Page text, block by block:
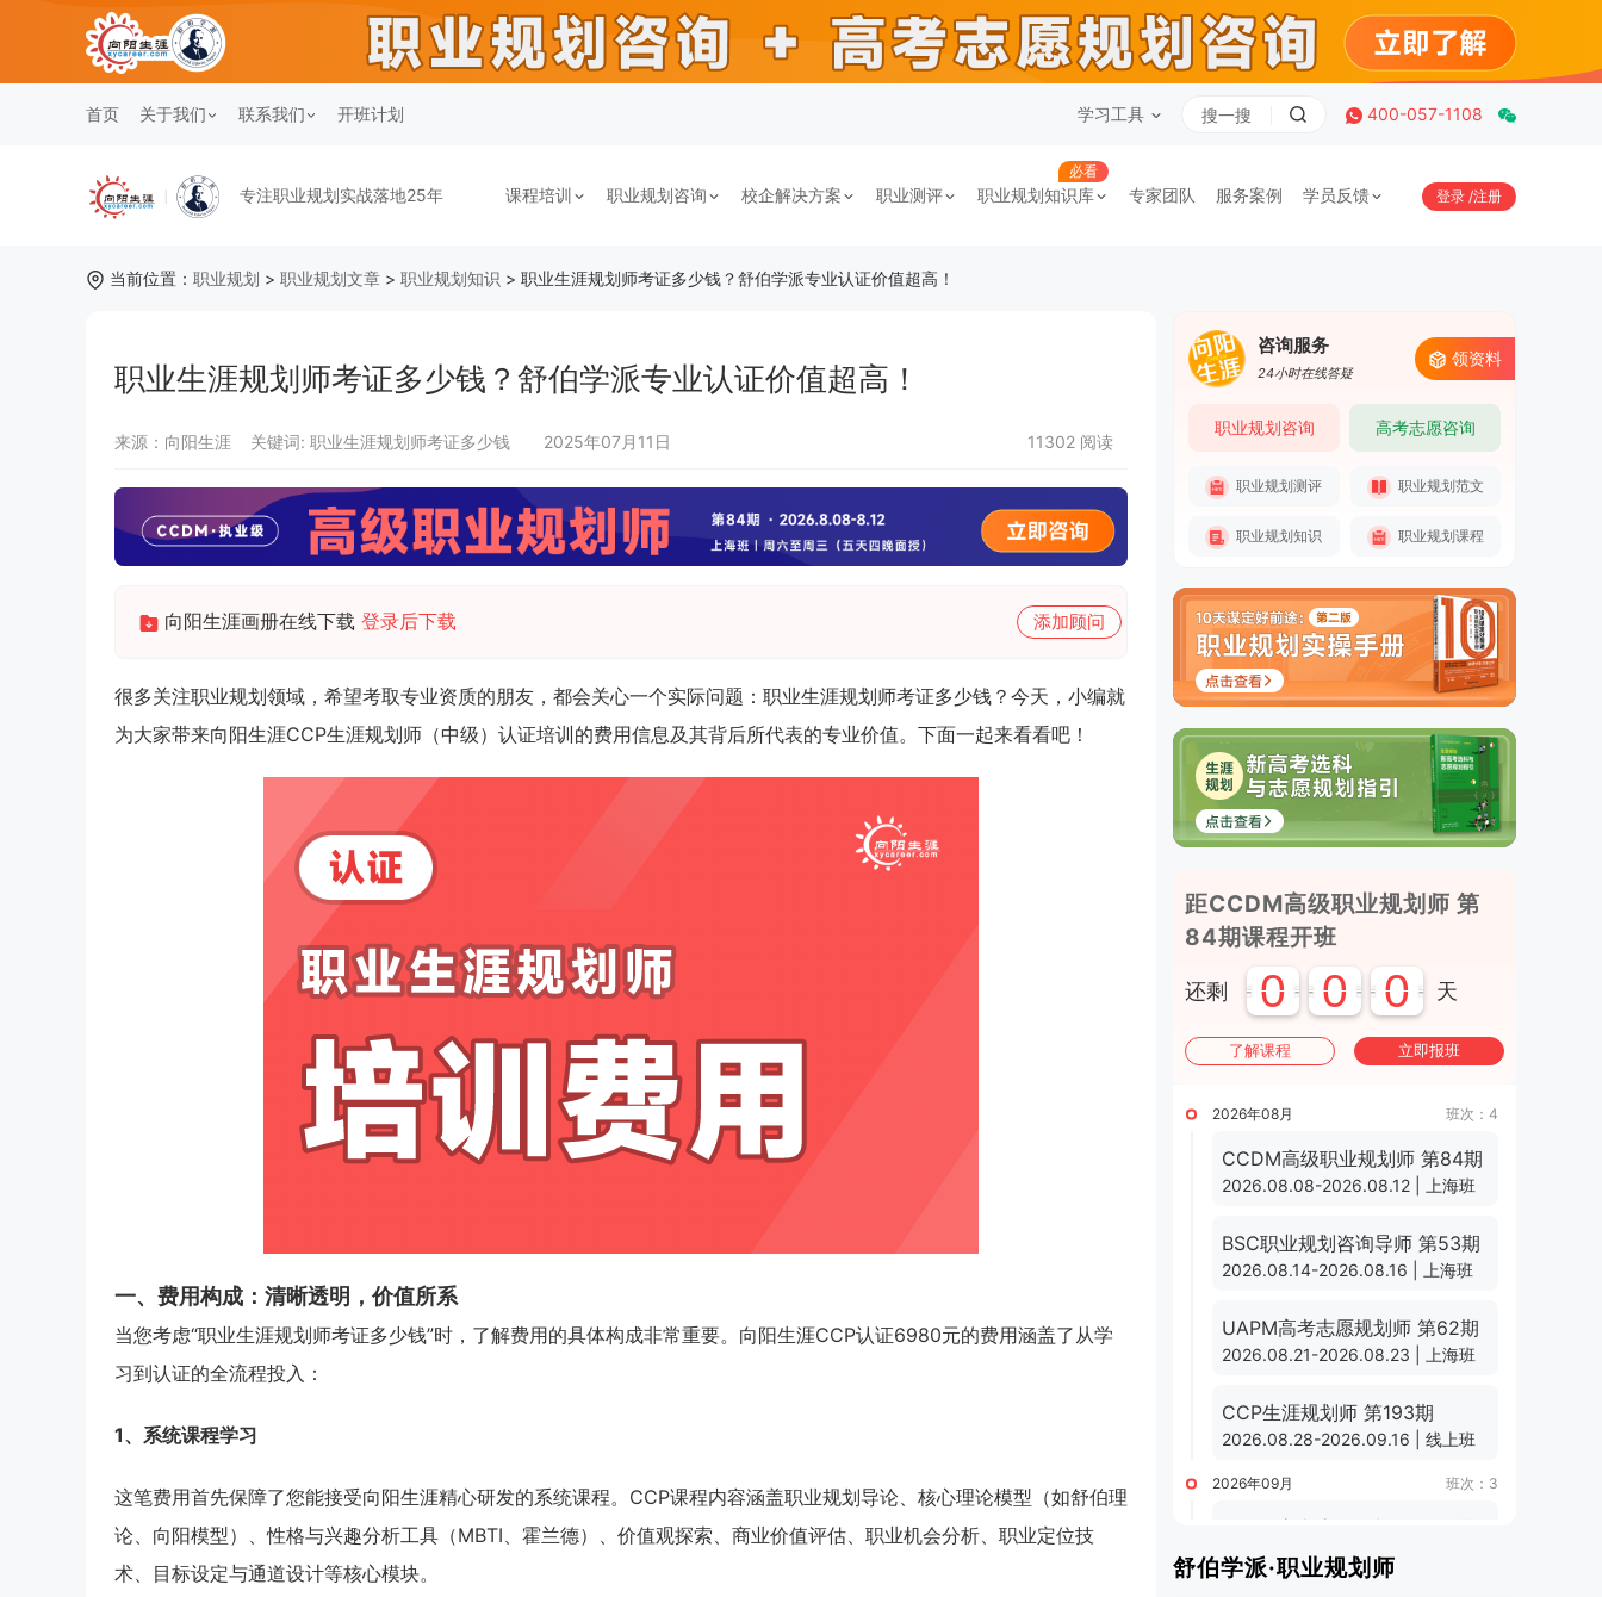
首页 关于我们 联系我们 开班计划 学习工具 400-057-1108
专注职业规划实战落地25年 课程培训 职业规划咨询 校企解决方案 职业测评
必看
职业规划知识库 专家团队 服务案例 学员反馈 登录 /注册
当前位置： 职业规划 > 职业规划文章 > 职业规划知识 > 职业生涯规划师考证多少钱？舒伯学派专业认证价值超高！
职业生涯规划师考证多少钱？舒伯学派专业认证价值超高！
11302 阅读
来源：向阳生涯 关键词: 职业生涯规划师考证多少钱 2025年07月11日
向阳生涯画册在线下载 登录后下载 添加顾问
很多关注职业规划领域，希望考取专业资质的朋友，都会关心一个实际问题：职业生涯规划师考证多少钱？今天，小编就
为大家带来向阳生涯CCP生涯规划师（中级）认证培训的费用信息及其背后所代表的专业价值。下面一起来看看吧！
一、费用构成：清晰透明，价值所系
当您考虑“职业生涯规划师考证多少钱”时，了解费用的具体构成非常重要。向阳生涯CCP认证6980元的费用涵盖了从学
习到认证的全流程投入：
1、系统课程学习
这笔费用首先保障了您能接受向阳生涯精心研发的系统课程。CCP课程内容涵盖职业规划导论、核心理论模型（如舒伯理
论、向阳模型）、性格与兴趣分析工具（MBTI、霍兰德）、价值观探索、商业价值评估、职业机会分析、职业定位技
术、目标设定与通道设计等核心模块。
咨询服务
24小时在线答疑
领资料
职业规划咨询 高考志愿咨询
职业规划测评 职业规划范文
职业规划知识 职业规划课程
距CCDM高级职业规划师 第
84期课程开班
还剩 0 0 0 天
了解课程 立即报班
班次：4
2026年08月
CCDM高级职业规划师 第84期
2026.08.08-2026.08.12 | 上海班
BSC职业规划咨询导师 第53期
2026.08.14-2026.08.16 | 上海班
UAPM高考志愿规划师 第62期
2026.08.21-2026.08.23 | 上海班
CCP生涯规划师 第193期
2026.08.28-2026.09.16 | 线上班
班次：3
2026年09月
2026.09.01-2026.09.24 | 线上班
舒伯学派·职业规划师